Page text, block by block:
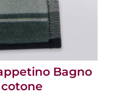
Bagno
cotone